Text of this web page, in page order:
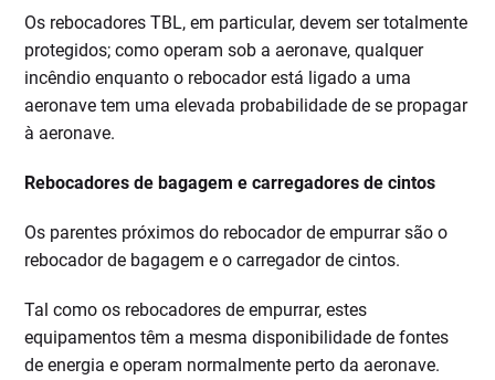
Os rebocadores TBL, em particular, devem ser totalmente
protegidos; como operam sob a aeronave, qualquer
incêndio enquanto o rebocador está ligado a uma
aeronave tem uma elevada probabilidade de se propagar
à aeronave.
Rebocadores de bagagem e carregadores de cintos
Os parentes próximos do rebocador de empurrar são o
rebocador de bagagem e o carregador de cintos.
Tal como os rebocadores de empurrar, estes
equipamentos têm a mesma disponibilidade de fontes
de energia e operam normalmente perto da aeronave.